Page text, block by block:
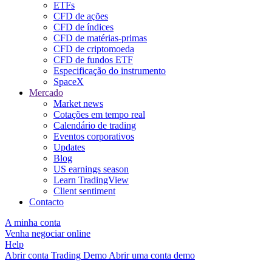
ETFs
CFD de ações
CFD de índices
CFD de matérias-primas
CFD de criptomoeda
CFD de fundos ETF
Especificação do instrumento
SpaceX
Mercado
Market news
Cotações em tempo real
Calendário de trading
Eventos corporativos
Updates
Blog
US earnings season
Learn TradingView
Client sentiment
Contacto
A minha conta
Venha negociar online
Help
Abrir conta Trading Demo Abrir uma conta demo